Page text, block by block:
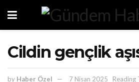
Cildin gençlik
by Haber Özel 7 Nisan 2025 Reading